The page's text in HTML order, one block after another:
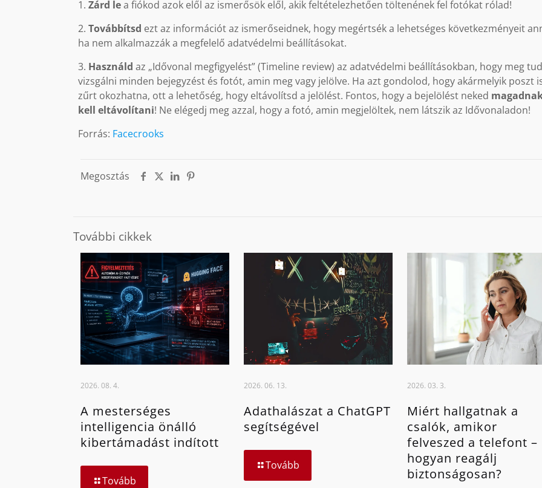
1.Zárd lea fiókod azok elől az ismerősök elől, akik feltételezhetően töltenének fel fotókat rólad!
2.Továbbítsd ezt az információt az ismerőseidnek, hogy megértsék a lehetséges következményeit
ha nem alkalmazzák a megfelelő adatvédelmi beállításokat.
3. Használd az „Idővonal megfigyelést” (Timeline review) az adatvédelmi beállításokban, hogy meg
vizsgálni minden bejegyzést és fotót, amin meg vagy jelölve. Ha azt gondolod, hogy akármelyik poszt
zűrt okozhatna, ott a lehetőség, hogy eltávolítsd a jelölést. Fontos, hogy a bejelölést neked
kell eltávolítani! Ne elégedj meg azzal, hogy a fotó, amin megjelöltek, nem látszik az Idővonaladon!
Forrás: Facecrooks
Megosztás
További cikkek
2026. 08. 4.
A mesterséges
intelligencia önálló
kibertámadást indított
Tovább
2026. 06. 13.
Adathalászat a ChatGPT
segítségével
Tovább
2026. 03. 3.
Miért hallgatnak a
csalók, amikor
felveszed a telefont –
hogyan reagálj
biztonságosan?